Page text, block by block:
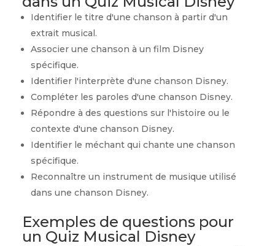
Identifier le titre d'une chanson à partir d'un
extrait musical.
Associer une chanson à un film Disney
spécifique.
Identifier l'interprète d'une chanson Disney.
Compléter les paroles d'une chanson Disney.
Répondre à des questions sur l'histoire ou le
contexte d'une chanson Disney.
Identifier le méchant qui chante une chanson
spécifique.
Reconnaître un instrument de musique utilisé
dans une chanson Disney.
Exemples de questions pour
un Quiz Musical Disney